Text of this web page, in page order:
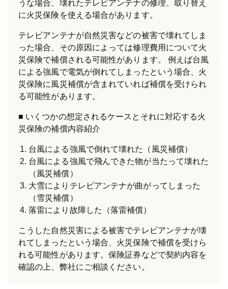
うな場合、壊れたテレビアンテナの修理、取り替え
に火災保険を使える場合があります。
テレビアンテナが自然災害などの被害で壊れてしま
った場合、その原因によっては修理費用について火
災保険で補償される可能性があります。 例えば台風
による強風で電気が倒れてしまったという場合、火
災保険に風災補償が含まれていれば補償を受けられ
る可能性があります。
いくつかの想定されるケースとそれに対応する火
災保険の補償内容紹介
台風による強風で倒れて壊れた（風災補償）
台風による強風で飛んできた物が当たって壊れた
（風災補償）
大雪によりテレビアンテナが曲がってしまった
（雪災補償）
落雷により故障した（落雷補償）
こうした自然災害による被害でテレビアンテナが壊
れてしまったという場合、火災保険で補償を受けら
れる可能性があります。保険証券などで契約内容を
確認の上、弊社にご相談ください。